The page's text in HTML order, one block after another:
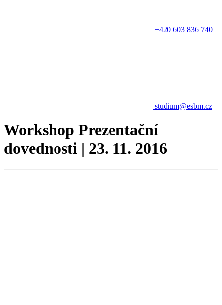
+420 603 836 740
studium@esbm.cz
Workshop Prezentační
dovednosti | 23. 11. 2016